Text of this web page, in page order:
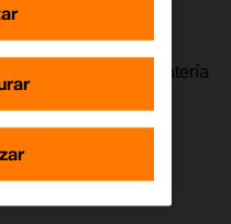
utilizar el móvil, la batería